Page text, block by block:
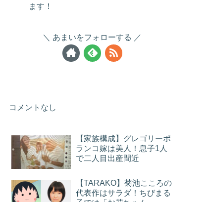
ます！
あまいをフォローする
コメントなし
【家族構成】グレゴリーポ
ランコ嫁は美人！息子1人
で二人目出産間近
【TARAKO】菊池こころの
代表作はサラダ！ちびまる